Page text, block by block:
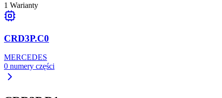
1 Warianty
CRD3P.C0
MERCEDES
0 numery części